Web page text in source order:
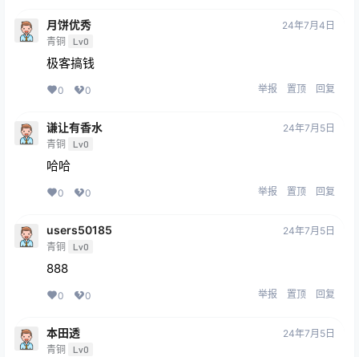
月饼优秀
青铜 Lv0
24年7月4日
极客搞钱
0 0 举报 置顶 回复
谦让有香水
青铜 Lv0
24年7月5日
哈哈
0 0 举报 置顶 回复
users50185
青铜 Lv0
24年7月5日
888
0 0 举报 置顶 回复
本田透
青铜 Lv0
24年7月5日